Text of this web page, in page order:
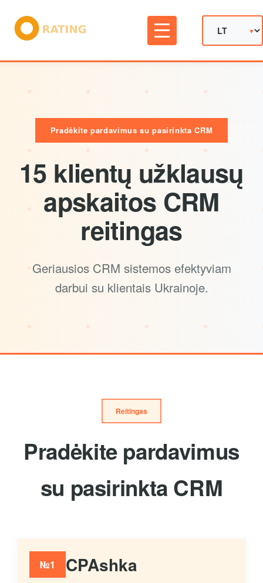
Pradėkite pardavimus su pasirinkta CRM
15 klientų užklausų
apskaitos CRM
reitingas
Geriausios CRM sistemos efektyviam
darbui su klientais Ukrainoje.
Reitingas
Pradėkite pardavimus
su pasirinkta CRM
№1 CPAshka